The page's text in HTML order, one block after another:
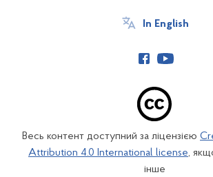
In English
Весь контент доступний за ліцензією
Attribution 4.0 International license,
інше